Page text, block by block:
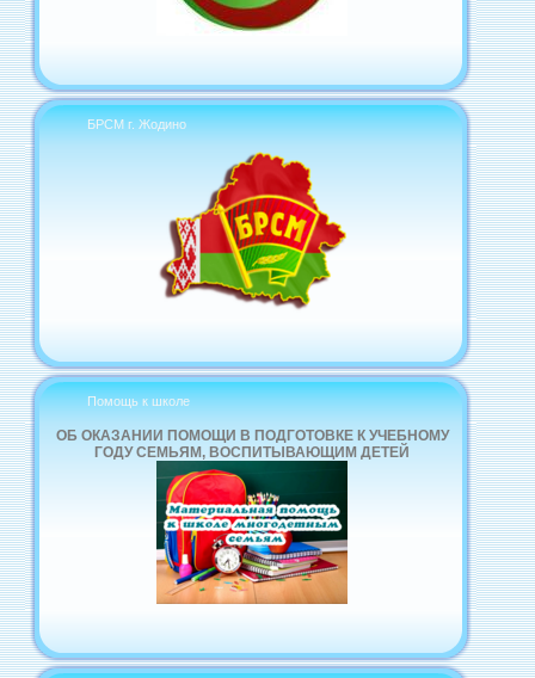
БРСМ г. Жодино
Помощь к школе
ОБ ОКАЗАНИИ ПОМОЩИ В ПОДГОТОВКЕ К УЧЕБНОМУ
ГОДУ СЕМЬЯМ, ВОСПИТЫВАЮЩИМ ДЕТЕЙ